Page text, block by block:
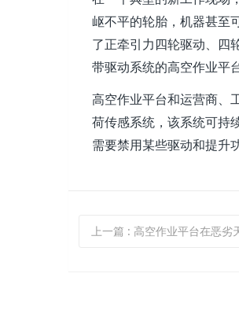
岖不平的轮胎，机器甚至
了正牵引力四轮驱动、四
带驱动系统的高空作业平
高空作业平台和运营商、
荷传感系统，该系统可持
需要禁用某些驱动和提升
上一篇 : 高空作业平台在恶劣